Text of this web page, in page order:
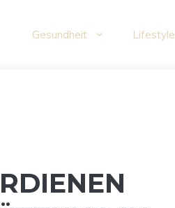
Gesundheit Lifestyle